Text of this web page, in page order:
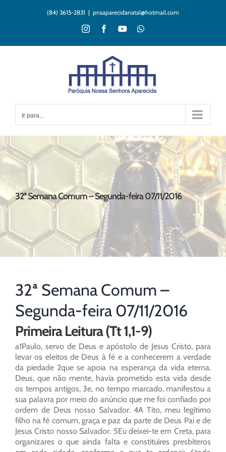
(84) 3615-2831 | pnsaparecidanatal@hotmail.com
InstagramFacebookYouTubeWhatsApp
Ir para...
32ª Semana Comum – Segunda-feira 07/11/2016
32ª Semana Comum –
Segunda-feira 07/11/2016
Primeira Leitura (Tt 1,1-9)
a1Paulo, servo de Deus e apóstolo de Jesus Cristo, para
levar os eleitos de Deus à fé e a conhecerem a verdade
da piedade 2que se apoia na esperança da vida eterna.
Deus, que não mente, havia prometido esta vida desde
os tempos antigos, 3e, no tempo marcado, manifestou a
sua palavra por meio do anúncio que me foi confiado por
ordem de Deus nosso Salvador. 4A Tito, meu legítimo
filho na fé comum, graça e paz da parte de Deus Pai e de
Jesus Cristo nosso Salvador. 5Eu deixei-te em Creta, para
organizares o que ainda falta e constituíres presbíteros